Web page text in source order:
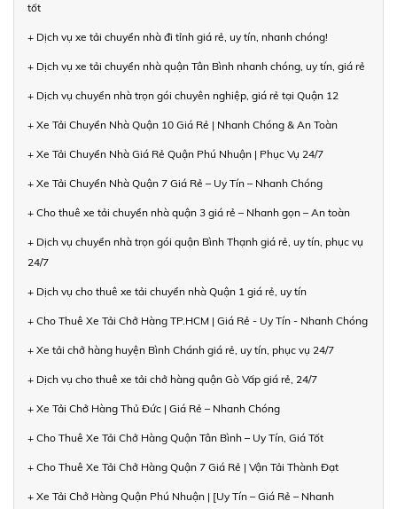
tốt
+ Dịch vụ xe tải chuyển nhà đi tỉnh giá rẻ, uy tín, nhanh chóng!
+ Dịch vụ xe tải chuyển nhà quận Tân Bình nhanh chóng, uy tín, giá rẻ
+ Dịch vụ chuyển nhà trọn gói chuyên nghiệp, giá rẻ tại Quận 12
+ Xe Tải Chuyển Nhà Quận 10 Giá Rẻ | Nhanh Chóng & An Toàn
+ Xe Tải Chuyển Nhà Giá Rẻ Quận Phú Nhuận | Phục Vụ 24/7
+ Xe Tải Chuyển Nhà Quận 7 Giá Rẻ – Uy Tín – Nhanh Chóng
+ Cho thuê xe tải chuyển nhà quận 3 giá rẻ – Nhanh gọn – An toàn
+ Dịch vụ chuyển nhà trọn gói quận Bình Thạnh giá rẻ, uy tín, phục vụ
24/7
+ Dịch vụ cho thuê xe tải chuyển nhà Quận 1 giá rẻ, uy tín
+ Cho Thuê Xe Tải Chở Hàng TP.HCM | Giá Rẻ - Uy Tín - Nhanh Chóng
+ Xe tải chở hàng huyện Bình Chánh giá rẻ, uy tín, phục vụ 24/7
+ Dịch vụ cho thuê xe tải chở hàng quận Gò Vấp giá rẻ, 24/7
+ Xe Tải Chở Hàng Thủ Đức | Giá Rẻ – Nhanh Chóng
+ Cho Thuê Xe Tải Chở Hàng Quận Tân Bình – Uy Tín, Giá Tốt
+ Cho Thuê Xe Tải Chở Hàng Quận 7 Giá Rẻ | Vận Tải Thành Đạt
+ Xe Tải Chở Hàng Quận Phú Nhuận | [Uy Tín – Giá Rẻ – Nhanh